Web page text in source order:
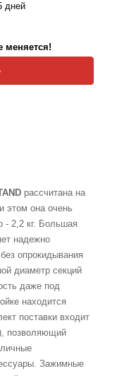
дней
меняется!
рассчитана на
этом она очень
- 2,2 кг. Большая
надежно
опрокидывания
диаметр секций
даже под
находится
поставки входит
позволяющий
Зажимные